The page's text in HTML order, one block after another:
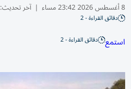
8 أغسطس 2026 23:42 مساء | آخر تحديث:
دقائق القراءة - 2
استمع دقائق القراءة - 2